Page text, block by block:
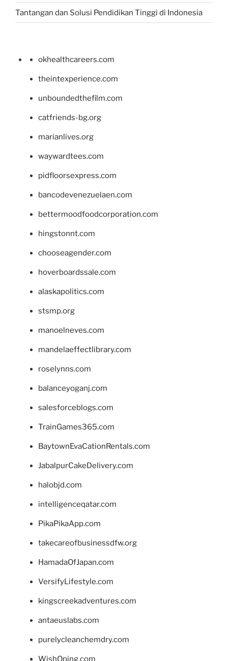
Tantangan dan Solusi Pendidikan Tinggi di Indonesia
okhealthcareers.com
theintexperience.com
unboundedthefilm.com
catfriends-bg.org
marianlives.org
waywardtees.com
pidfloorsexpress.com
bancodevenezuelaen.com
bettermoodfoodcorporation.com
hingstonnt.com
chooseagender.com
hoverboardssale.com
alaskapolitics.com
stsmp.org
manoelneves.com
mandelaeffectlibrary.com
roselynns.com
balanceyoganj.com
salesforceblogs.com
TrainGames365.com
BaytownEvaCationRentals.com
JabalpurCakeDelivery.com
halobjd.com
intelligenceqatar.com
PikaPikaApp.com
takecareofbusinessdfw.org
HamadaOfJapan.com
VersifyLifestyle.com
kingscreekadventures.com
antaeuslabs.com
purelycleanchemdry.com
WishOping.com